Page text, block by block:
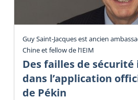
Guy Saint-Jacques est ancien
Chine et fellow de l’IEIM
Des failles de
dans l’application
de Pékin